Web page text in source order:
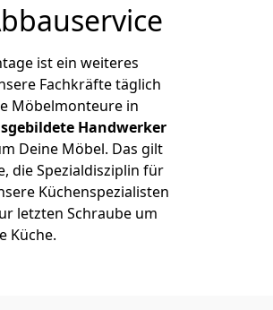
ist ein weiteres
Fachkräfte täglich
Möbelmonteure in
Handwerker
Deine Möbel. Das gilt
die Spezialdisziplin für
Küchenspezialisten
letzten Schraube um
Küche.